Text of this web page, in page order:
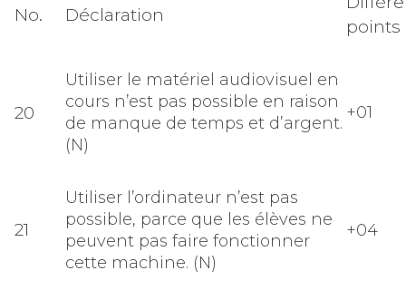
No. Déclaration
points
20
Utiliser le matériel audiovisuel en
cours n’est pas possible en raison
de manque de temps et d’argent.
(N)
+01
21
Utiliser l’ordinateur n’est pas
possible, parce que les élèves ne
peuvent pas faire fonctionner
cette machine. (N)
+04